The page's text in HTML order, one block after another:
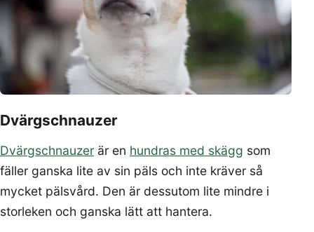
Dvärgschnauzer
Dvärgschnauzer är en hundras med skägg som
fäller ganska lite av sin päls och inte kräver så
mycket pälsvård. Den är dessutom lite mindre i
storleken och ganska lätt att hantera.